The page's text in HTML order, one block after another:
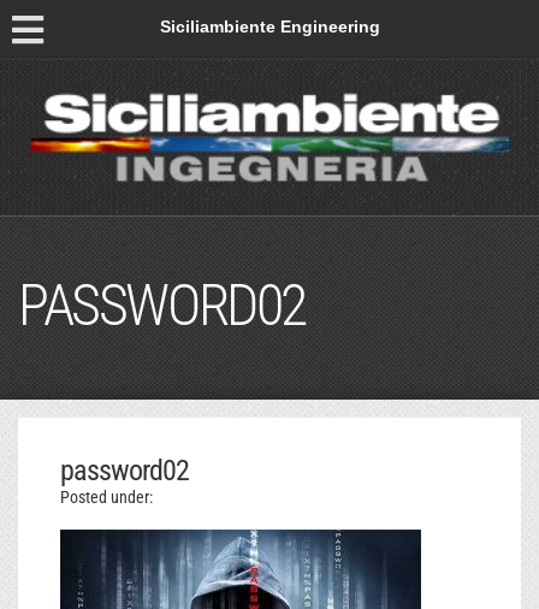
Siciliambiente Engineering
PASSWORD02
password02
Posted under: